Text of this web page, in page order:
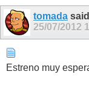
tomada
25/07/2012
Estreno muy